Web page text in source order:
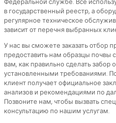
в государственный реестр, а
регулярное техническое
зависит от перечня выбранных
У нас вы сможете заказать отбор
предоставить нам образцы
вам, как правильно сделать забор
установленными требованиями.
клиент получает официальное
анализов и рекомендациями по
Позвоните нам, чтобы вызвать
консультацию по нашим услугам.